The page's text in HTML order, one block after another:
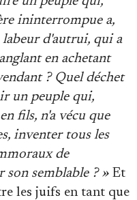
ininterrompue a,
labeur d'autrui, qui a
en achetant
? Quel déchet
un peuple qui,
fils, n'a vécu que
inventer tous les
de
semblable ? »Et
les juifs en tant que